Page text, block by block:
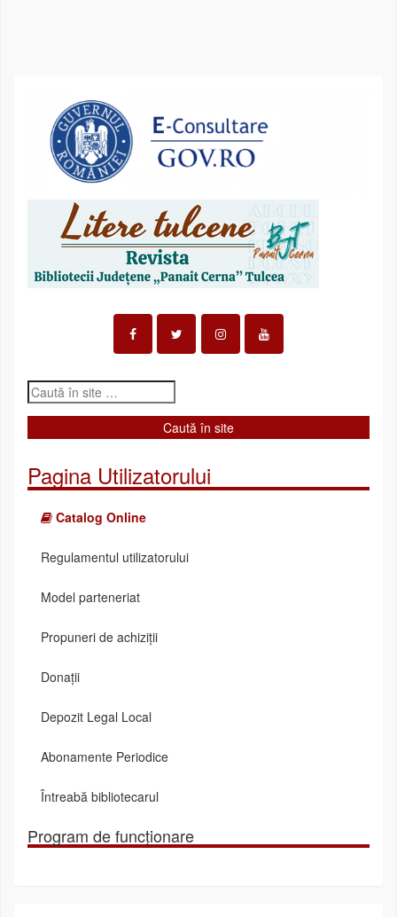
Pagina Utilizatorului
Catalog Online
Regulamentul utilizatorului
Model parteneriat
Propuneri de achiziții
Donații
Depozit Legal Local
Abonamente Periodice
Întreabă bibliotecarul
Program de funcționare